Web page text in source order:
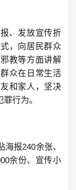
、发放宣传折
，向居民群众
教等方面讲解
众在日常生活
和家人，坚决
行为。
报240余张、
余份、宣传小